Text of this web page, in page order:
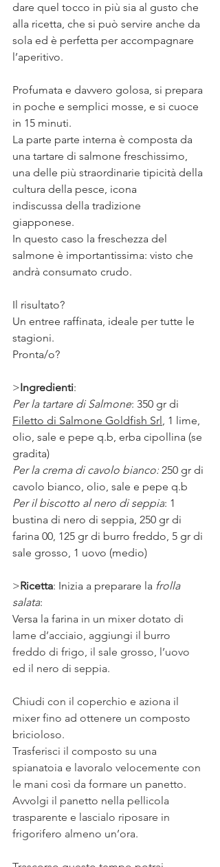
dare quel tocco in più sia al gusto che
alla ricetta, che si può servire anche da
sola ed è perfetta per accompagnare
l’aperitivo. ⠀
Profumata e davvero golosa, si prepara
in poche e semplici mosse, e si cuoce
in 15 minuti. ⠀⠀
La parte parte interna è composta da
una tartare di salmone freschissimo,
una delle più straordinarie tipicità della
cultura della pesce, icona
indiscussa della tradizione
giapponese.⠀
In questo caso la freschezza del
salmone è importantissima: visto che
andrà consumato crudo. ⠀⠀
Il risultato?⠀⠀
Un entree raffinata, ideale per tutte le
stagioni.
Pronta/o?
>Ingredienti:
Per la tartare di Salmone: 350 gr di
Filetto di Salmone Goldfish Srl, 1 lime,
olio, sale e pepe q.b, erba cipollina (se
gradita)
Per la crema di cavolo bianco: 250 gr di
cavolo bianco, olio, sale e pepe q.b
Per il biscotto al nero di seppia: 1
bustina di nero di seppia, 250 gr di
farina 00, 125 gr di burro freddo, 5 gr di
sale grosso, 1 uovo (medio)
>Ricetta: Inizia a preparare la frolla
salata:
Versa la farina in un mixer dotato di
lame d’acciaio, aggiungi il burro
freddo di frigo, il sale grosso, l’uovo
ed il nero di seppia.
Chiudi con il coperchio e aziona il
mixer fino ad ottenere un composto
bricioloso.
Trasferisci il composto su una
spianatoia e lavoralo velocemente con
le mani così da formare un panetto.
Avvolgi il panetto nella pellicola
trasparente e lascialo riposare in
frigorifero almeno un’ora.